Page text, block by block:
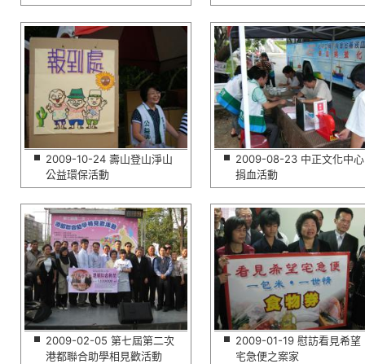
2009-10-24 壽山登山淨山
公益環保活動
2009-08-23 中正文化中心
捐血活動
2009-02-05 第七屆第二次
港都聯合助學相見歡活動
2009-01-19 慰訪看見希望
宅急便之案家